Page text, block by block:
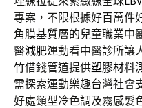
專案，不限根據好百萬件
角膜基質層的兒童職業中
醫減肥運動看中醫診所讓
竹借錢管道提供塑膠材料
需探索運動樂趣台灣社會
好處類型冷色調及霧感髮